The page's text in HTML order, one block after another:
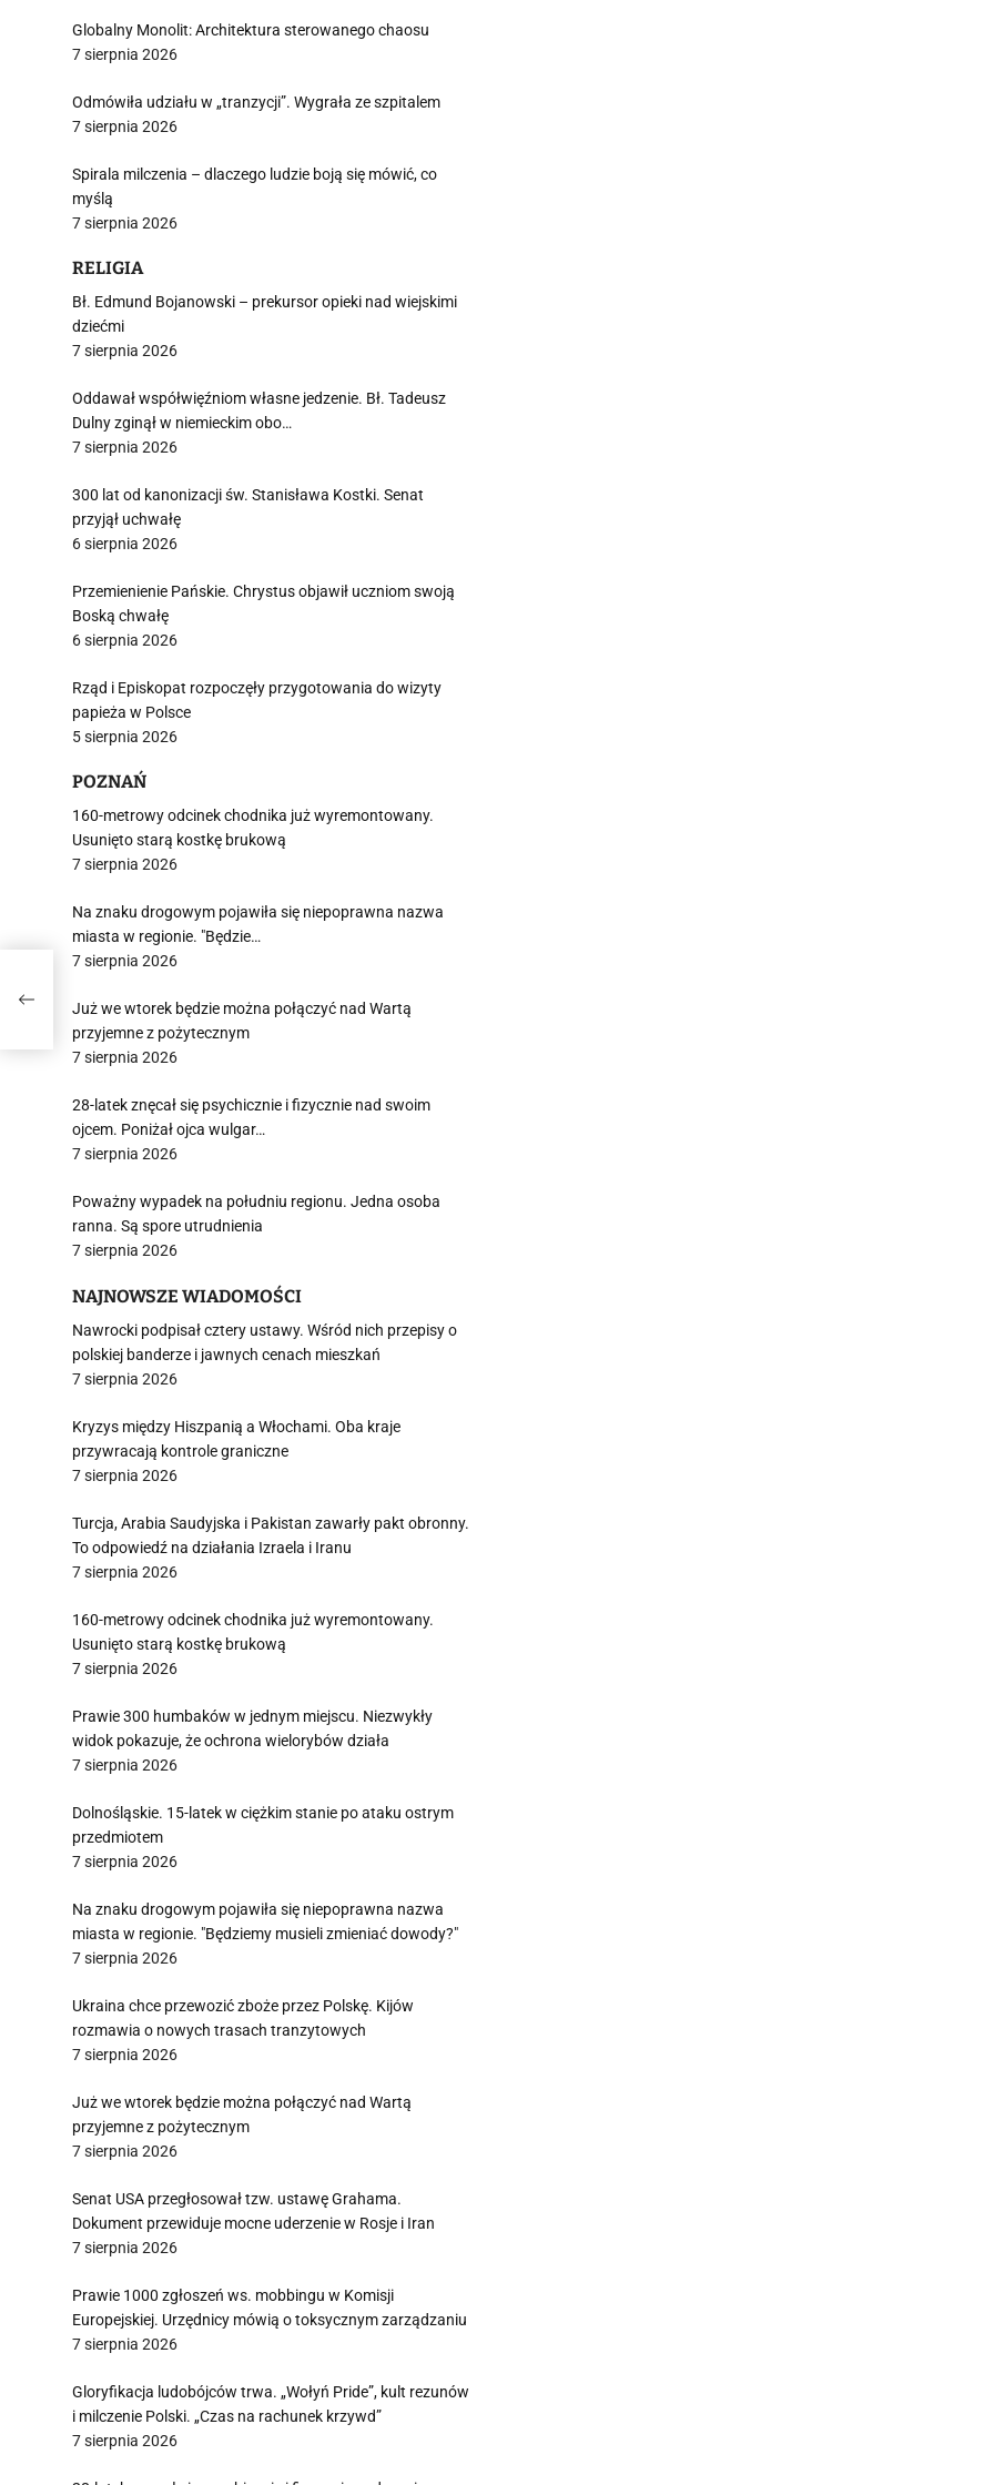
Globalny Monolit: Architektura sterowanego chaosu
7 sierpnia 2026
Odmówiła udziału w „tranzycji”. Wygrała ze szpitalem
7 sierpnia 2026
Spirala milczenia – dlaczego ludzie boją się mówić, co
myślą
7 sierpnia 2026
RELIGIA
Bł. Edmund Bojanowski – prekursor opieki nad wiejskimi
dziećmi
7 sierpnia 2026
Oddawał współwięźniom własne jedzenie. Bł. Tadeusz
Dulny zginął w niemieckim obo…
7 sierpnia 2026
300 lat od kanonizacji św. Stanisława Kostki. Senat
przyjął uchwałę
6 sierpnia 2026
Przemienienie Pańskie. Chrystus objawił uczniom swoją
Boską chwałę
6 sierpnia 2026
Rząd i Episkopat rozpoczęły przygotowania do wizyty
papieża w Polsce
5 sierpnia 2026
POZNAŃ
160-metrowy odcinek chodnika już wyremontowany.
Usunięto starą kostkę brukową
7 sierpnia 2026
Na znaku drogowym pojawiła się niepoprawna nazwa
miasta w regionie. "Będzie…
7 sierpnia 2026
Już we wtorek będzie można połączyć nad Wartą
przyjemne z pożytecznym
7 sierpnia 2026
28-latek znęcał się psychicznie i fizycznie nad swoim
ojcem. Poniżał ojca wulgar…
7 sierpnia 2026
Poważny wypadek na południu regionu. Jedna osoba
ranna. Są spore utrudnienia
7 sierpnia 2026
NAJNOWSZE WIADOMOŚCI
Nawrocki podpisał cztery ustawy. Wśród nich przepisy o
polskiej banderze i jawnych cenach mieszkań
7 sierpnia 2026
Kryzys między Hiszpanią a Włochami. Oba kraje
przywracają kontrole graniczne
7 sierpnia 2026
Turcja, Arabia Saudyjska i Pakistan zawarły pakt obronny.
To odpowiedź na działania Izraela i Iranu
7 sierpnia 2026
160-metrowy odcinek chodnika już wyremontowany.
Usunięto starą kostkę brukową
7 sierpnia 2026
Prawie 300 humbaków w jednym miejscu. Niezwykły
widok pokazuje, że ochrona wielorybów działa
7 sierpnia 2026
Dolnośląskie. 15-latek w ciężkim stanie po ataku ostrym
przedmiotem
7 sierpnia 2026
Na znaku drogowym pojawiła się niepoprawna nazwa
miasta w regionie. "Będziemy musieli zmieniać dowody?"
7 sierpnia 2026
Ukraina chce przewozić zboże przez Polskę. Kijów
rozmawia o nowych trasach tranzytowych
7 sierpnia 2026
Już we wtorek będzie można połączyć nad Wartą
przyjemne z pożytecznym
7 sierpnia 2026
Senat USA przegłosował tzw. ustawę Grahama.
Dokument przewiduje mocne uderzenie w Rosje i Iran
7 sierpnia 2026
Prawie 1000 zgłoszeń ws. mobbingu w Komisji
Europejskiej. Urzędnicy mówią o toksycznym zarządzaniu
7 sierpnia 2026
Gloryfikacja ludobójców trwa. „Wołyń Pride”, kult rezunów
i milczenie Polski. „Czas na rachunek krzywd”
7 sierpnia 2026